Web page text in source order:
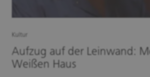
Kultur
Aufzug auf der Leinwand:
Weißen Haus